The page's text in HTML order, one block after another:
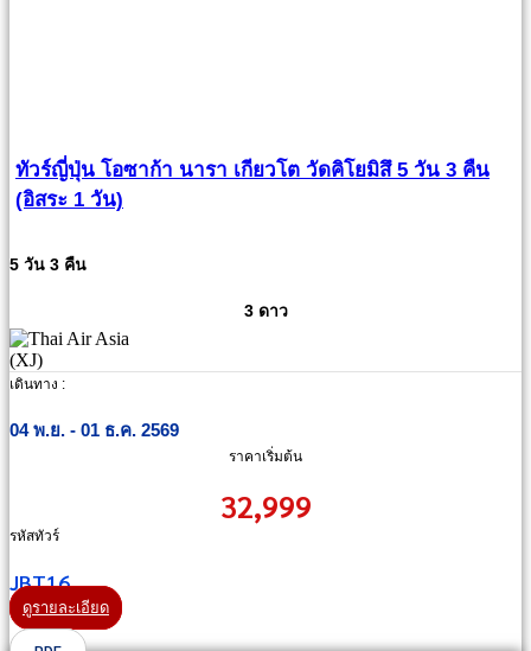
ทัวร์ญี่ปุ่น โอซาก้า นารา เกียวโต วัดคิโยมิสึ 5 วัน 3 คืน
(อิสระ 1 วัน)
5 วัน 3 คืน
3 ดาว
เดินทาง :
04 พ.ย. - 01 ธ.ค. 2569
ราคาเริ่มต้น
32,999
รหัสทัวร์
JBT16
ดูรายละเอียด